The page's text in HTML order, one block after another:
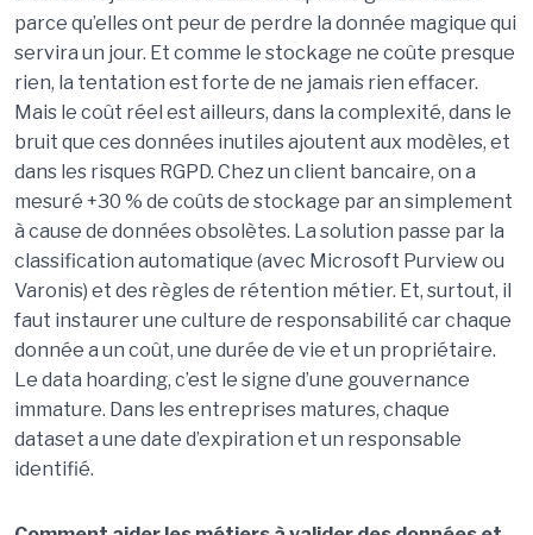
parce qu’elles ont peur de perdre la donnée magique qui
servira un jour. Et comme le stockage ne coûte presque
rien, la tentation est forte de ne jamais rien effacer.
Mais le coût réel est ailleurs, dans la complexité, dans le
bruit que ces données inutiles ajoutent aux modèles, et
dans les risques RGPD. Chez un client bancaire, on a
mesuré +30 % de coûts de stockage par an simplement
à cause de données obsolètes. La solution passe par la
classification automatique (avec Microsoft Purview ou
Varonis) et des règles de rétention métier. Et, surtout, il
faut instaurer une culture de responsabilité car chaque
donnée a un coût, une durée de vie et un propriétaire.
Le data hoarding, c’est le signe d’une gouvernance
immature. Dans les entreprises matures, chaque
dataset a une date d’expiration et un responsable
identifié.